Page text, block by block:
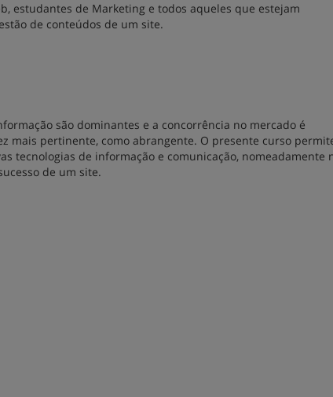
estudantes de Marketing e todos aqueles que estejam
de conteúdos de um site.
são dominantes e a concorrência no mercado é
mais pertinente, como abrangente. O presente curso
tecnologias de informação e comunicação, nomeadamente
de um site.